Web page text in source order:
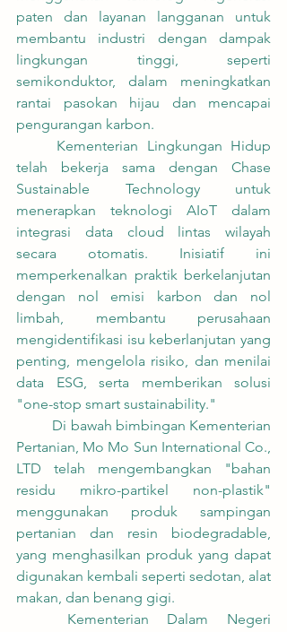
paten dan layanan langganan untuk
membantu industri dengan dampak
lingkungan tinggi, seperti
semikonduktor, dalam meningkatkan
rantai pasokan hijau dan mencapai
pengurangan karbon.
telah bekerja sama dengan Chase
Sustainable Technology untuk
menerapkan teknologi AIoT dalam
integrasi data cloud lintas wilayah
secara otomatis. Inisiatif ini
memperkenalkan praktik berkelanjutan
dengan nol emisi karbon dan nol
limbah, membantu perusahaan
mengidentifikasi isu keberlanjutan yang
penting, mengelola risiko, dan menilai
data ESG, serta memberikan solusi
"one-stop smart sustainability."
Pertanian, Mo Mo Sun International Co.,
LTD telah mengembangkan "bahan
residu mikro-partikel non-plastik"
menggunakan produk sampingan
pertanian dan resin biodegradable,
yang menghasilkan produk yang dapat
digunakan kembali seperti sedotan, alat
makan, dan benang gigi.